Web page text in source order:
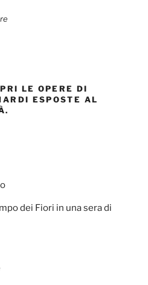
LE OPERE DI
ESPOSTE AL
dei Fiori in una sera di